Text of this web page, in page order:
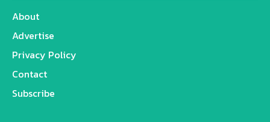
About
Advertise
Privacy Policy
Contact
Subscribe